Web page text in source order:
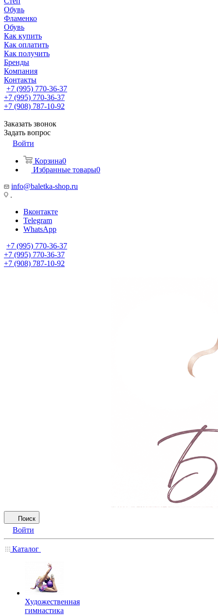
Обувь
Фламенко
Обувь
Как купить
Как оплатить
Как получить
Бренды
Компания
Контакты
+7 (995) 770-36-37
+7 (995) 770-36-37
+7 (908) 787-10-92
Заказать звонок
Задать вопрос
Войти
Корзина0
Избранные товары0
info@baletka-shop.ru
.
Вконтакте
Telegram
WhatsApp
+7 (995) 770-36-37
+7 (995) 770-36-37
+7 (908) 787-10-92
Поиск
Войти
Каталог
Художественная
гимнастика